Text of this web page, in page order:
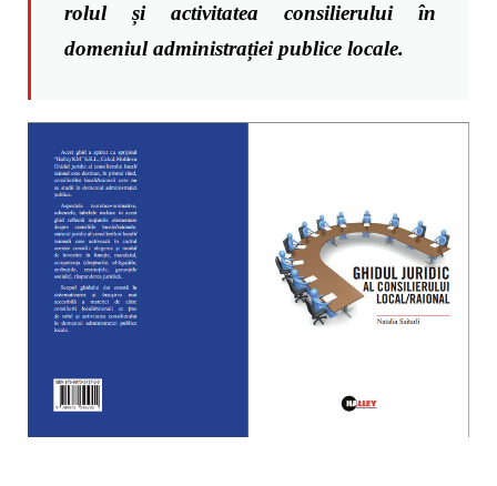
rolul și activitatea consilierului în
domeniul administrației publice locale.